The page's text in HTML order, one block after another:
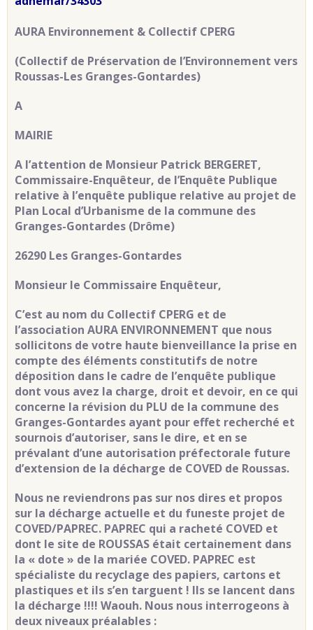
AURA Environnement & Collectif CPERG
(Collectif de Préservation de l’Environnement vers
Roussas-Les Granges-Gontardes)
A
MAIRIE
A l’attention de Monsieur Patrick BERGERET,
Commissaire-Enquêteur, de l’Enquête Publique
relative à l’enquête publique relative au projet de
Plan Local d’Urbanisme de la commune des
Granges-Gontardes (Drôme)
26290 Les Granges-Gontardes
Monsieur le Commissaire Enquêteur,
C’est au nom du Collectif CPERG et de
l’association AURA ENVIRONNEMENT que nous
sollicitons de votre haute bienveillance la prise en
compte des éléments constitutifs de notre
déposition dans le cadre de l’enquête publique
dont vous avez la charge, droit et devoir, en ce qui
concerne la révision du PLU de la commune des
Granges-Gontardes ayant pour effet recherché et
sournois d’autoriser, sans le dire, et en se
prévalant d’une autorisation préfectorale future
d’extension de la décharge de COVED de Roussas.
Nous ne reviendrons pas sur nos dires et propos
sur la décharge actuelle et du funeste projet de
COVED/PAPREC. PAPREC qui a racheté COVED et
dont le site de ROUSSAS était certainement dans
la « dote » de la mariée COVED. PAPREC est
spécialiste du recyclage des papiers, cartons et
plastiques et ils s’en targuent ! Ils se lancent dans
la décharge !!!! Waouh. Nous nous interrogeons à
deux niveaux préalables :